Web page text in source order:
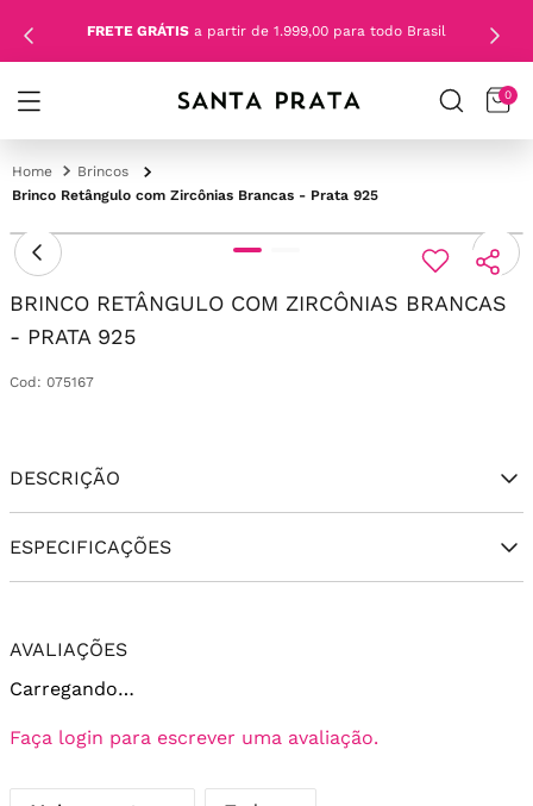
FRETE GRÁTIS a partir de 1.999,00 para todo Brasil
0
Brincos
Brinco Retângulo com Zircônias Brancas - Prata 925
BRINCO RETÂNGULO COM ZIRCÔNIAS BRANCAS
- PRATA 925
Cod : 075167
DESCRIÇÃO
ESPECIFICAÇÕES
AVALIAÇÕES
Carregando…
Faça login para escrever uma avaliação.